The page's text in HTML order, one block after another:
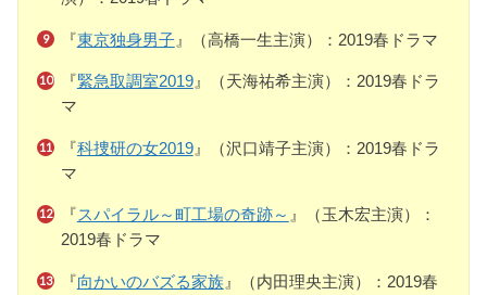
『東京独身男子』（高橋一生主演）：2019春ドラマ
『緊急取調室2019』（天海祐希主演）：2019春ドラ
マ
『科捜研の女2019』（沢口靖子主演）：2019春ドラ
マ
『スパイラル～町工場の奇跡～ 』（玉木宏主演）：
2019春ドラマ
『向かいのバズる家族』（内田理央主演）：2019春